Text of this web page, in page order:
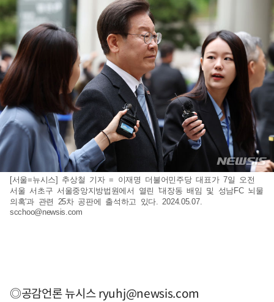
[서울=뉴시스] 추상철 기자 = 이재명 더불어민주당 대표가 7일 오전
서울 서초구 서울중앙지방법원에서 열린 '대장동 배임 및 성남FC 뇌물
의혹'과 관련 25차 공판에 출석하고 있다. 2024.05.07.
scchoo@newsis.com
◎공감언론 뉴시스ryuhj@newsis.com